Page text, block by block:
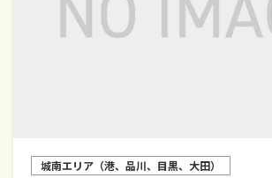
城南エリア（港、品川、目黒、大田）